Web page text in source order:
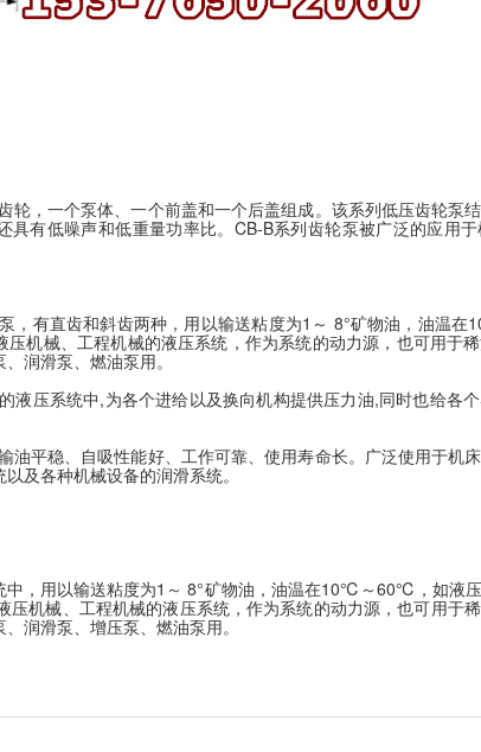
轮，一个泵体、一个前盖和一个后盖组成。该系列低压齿轮泵
具有低噪声和低重量功率比。CB-B系列齿轮泵被广泛的应用
，有直齿和斜齿两种，用以输送粘度为1～ 8°矿物油，油温
机械、工程机械的液压系统，作为系统的动力源，也可用于稀
润滑泵、燃油泵用。
液压系统中,为各个进给以及换向机构提供压力油,同时也给各
油平稳、自吸性能好、工作可靠、使用寿命长。广泛使用于机
及各种机械设备的润滑系统。
中，用以输送粘度为1～ 8°矿物油，油温在10℃～60℃，如液
机械、工程机械的液压系统，作为系统的动力源，也可用于稀
润滑泵、增压泵、燃油泵用。